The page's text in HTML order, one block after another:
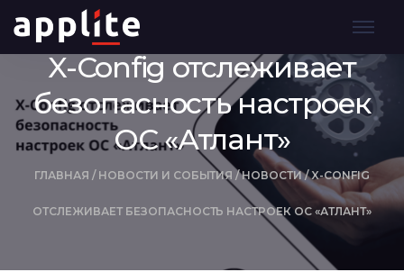
X-Config отслеживает
безопасность настроек
ОС «Атлант»
ГЛАВНАЯ / НОВОСТИ И СОБЫТИЯ /НОВОСТИ/X-CONFIG
ОТСЛЕЖИВАЕТ БЕЗОПАСНОСТЬ НАСТРОЕК ОС «АТЛАНТ»